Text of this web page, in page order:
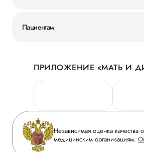
Новости
Руководство
Сотрудничество
Инвесторам
Журнал «Мать и дитя»
Пациентам
Личный кабинет
Персональные данные
Горячая линия качества
Вопрос-ответ
Приложение пациента
ПРИЛОЖЕНИЕ «МАТЬ И
Независимая оценка качества
медицинским организациям.